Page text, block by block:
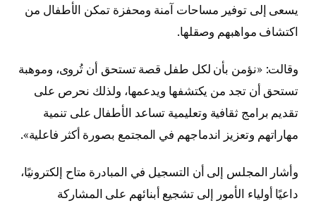
يسعى إلى توفير مساحات آمنة ومحفزة تمكن الأطفال من
اكتشاف مواهبهم وصقلها.
وقالت: «نؤمن بأن لكل طفل قصة تستحق أن تُروى، وموهبة
تستحق أن تجد من يكتشفها ويدعمها، ولذلك نحرص على
تقديم برامج ثقافية وتعليمية تساعد الأطفال على تنمية
مهاراتهم وتعزيز اندماجهم في المجتمع بصورة أكثر فاعلية».
وأشار المجلس إلى أن التسجيل في المبادرة متاح إلكترونيًا،
داعيًا أولياء الأمور إلى تشجيع أبنائهم على المشاركة